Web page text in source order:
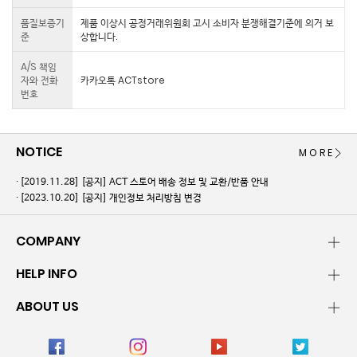
품질보증기
준
제품 이상시 공정거래위원회 고시 소비자 분쟁해결기준에 의거 보
상합니다.
A/S 책임
자와 전화
번호
카카오톡 ACTstore
NOTICE
[2019.11.28]
[공지] ACT 스토어 배송 정보 및 교환/반품 안내
[2023.10.20]
[공지] 개인정보 처리방침 변경
MORE
COMPANY
HELP INFO
ABOUT US